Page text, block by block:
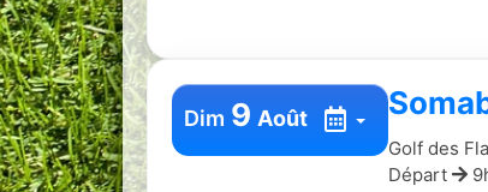
Dim 9 Août
Golf des
Départ